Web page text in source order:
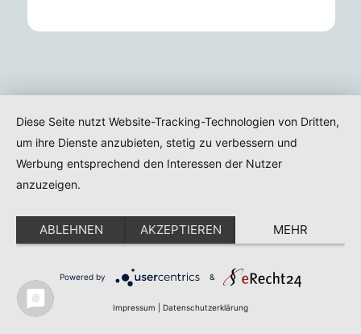
Unser Lexikon versorgt
dich mit Infos und Tipps
zum Thema Backlinks
Marketer und solche, die es
werden wollen.
Diese Seite nutzt Website-Tracking-Technologien von Dritten,
um ihre Dienste anzubieten, stetig zu verbessern und
Werbung entsprechend den Interessen der Nutzer
anzuzeigen.
ABLEHNEN AKZEPTIEREN MEHR
Powered by &
Impressum Datenschutzerklärung